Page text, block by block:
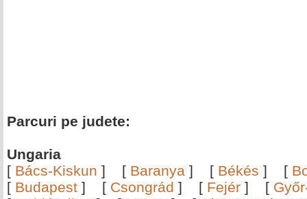
Parcuri pe judete:
Ungaria
[ Bács-Kiskun ] [ Baranya ] [ Békés ] [
[ Budapest ] [ Csongrád ] [ Fejér ] [